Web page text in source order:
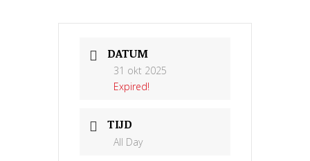
DATUM
31 okt 2025
Expired!
TIJD
All Day